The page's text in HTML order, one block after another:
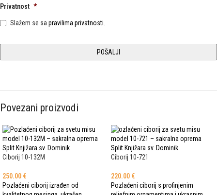
Privatnost *
Slažem se sapravilima privatnosti.
Povezani proizvodi
Ciborij 10-132M
250.00 €
Pozlaćeni ciborij izrađen od
Ciborij 10-721
220.00 €
Pozlaćeni ciborij s profinjenim